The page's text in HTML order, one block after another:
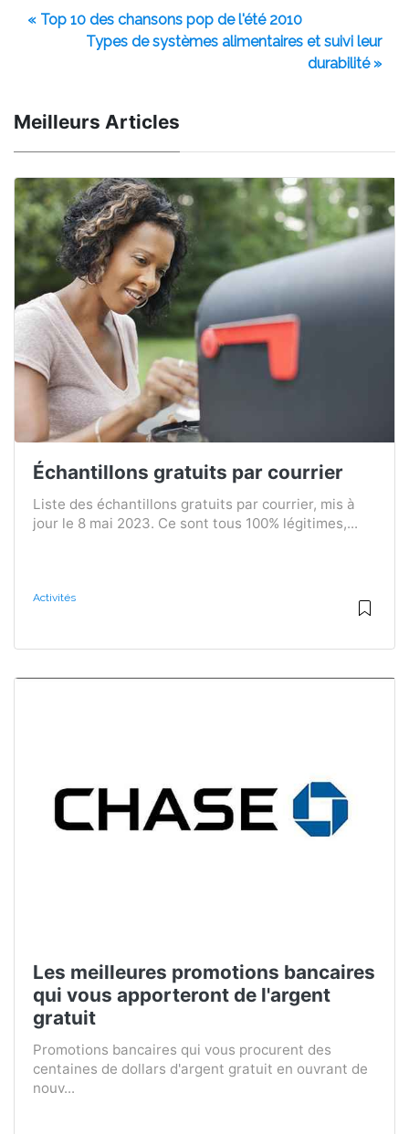
« Top 10 des chansons pop de l'été 2010
Types de systèmes alimentaires et suivi leur
durabilité »
Meilleurs Articles
Échantillons gratuits par courrier
Liste des échantillons gratuits par courrier, mis à
jour le 8 mai 2023. Ce sont tous 100% légitimes,...
Activités
Les meilleures promotions bancaires
qui vous apporteront de l'argent
gratuit
Promotions bancaires qui vous procurent des
centaines de dollars d'argent gratuit en ouvrant de
nouv...